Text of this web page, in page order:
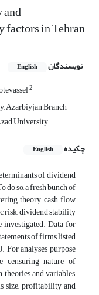
in Tehran
نویسندگان English
2
Azarbiyjan Branch
University,
چکیده
English
of dividend
so, a fresh bunch of
theory, cash flow
risk, dividend stability
investigated. Data for
of firms listed
analyses purpose
censuring nature of
and variables,
size, profitability and